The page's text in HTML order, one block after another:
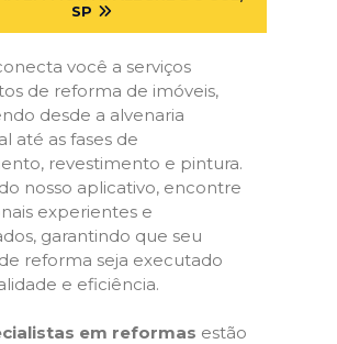
SP
você a serviços
de reforma de imóveis,
desde a alvenaria
até as fases de
revestimento e pintura.
nosso aplicativo, encontre
experientes e
garantindo que seu
reforma seja executado
e eficiência.
em reformas estão